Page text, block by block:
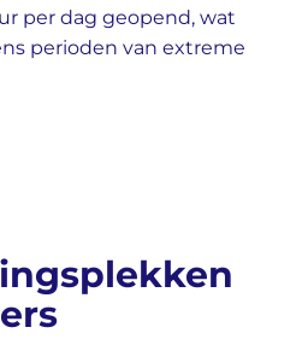
per dag geopend, wat
perioden van extreme